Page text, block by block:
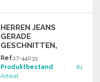
HERREN JEANS
GERADE
GESCHNITTEN,
STONE-WASCHUNG
Ref.17-44033
Produktbestand : 81
Artikel